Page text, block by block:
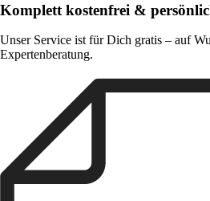
Komplett kostenfrei &
Unser Service ist für Dich gratis – auf
Expertenberatung.